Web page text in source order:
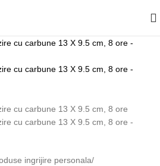
ingrijire personala/